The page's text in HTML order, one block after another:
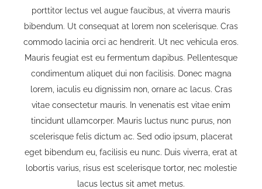
porttitor lectus vel augue faucibus, at viverra mauris
bibendum. Ut consequat at lorem non scelerisque. Cras
commodo lacinia orci ac hendrerit. Ut nec vehicula eros.
Mauris feugiat est eu fermentum dapibus. Pellentesque
condimentum aliquet dui non facilisis. Donec magna
lorem, iaculis eu dignissim non, ornare ac lacus. Cras
vitae consectetur mauris. In venenatis est vitae enim
tincidunt ullamcorper. Mauris luctus nunc purus, non
scelerisque felis dictum ac. Sed odio ipsum, placerat
eget bibendum eu, facilisis eu nunc. Duis viverra, erat at
lobortis varius, risus est scelerisque tortor, nec molestie
lacus lectus sit amet metus.